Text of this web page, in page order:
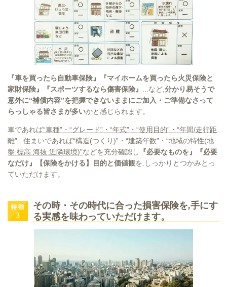
『車を買ったら自動車保険』『マイホームを買ったら火災保険と
家財保険』『スポーツするなら傷害保険』
...など, 分かり易そうで
意外に“補償内容”を把握できないままにご加入・ご準備なさって
らっしゃる皆さまが多いかと感じられます。
車であれば“車種”・“グレード”・“年式”・“使用目的”・“年間/走行距
離” ...住まいであれば“構造(つくり)”・“建築年数”・“地域の特性(地
盤:標高:海抜:近隣環境)”などを充分確認し
『必要なものを』『必要
なだけ』【保険をかける】目的と価値観を.しっかりとつかみとっ
ていただけます。
その時・その時代に合った損害保険を,手にす
る実感を味わっていただけます。